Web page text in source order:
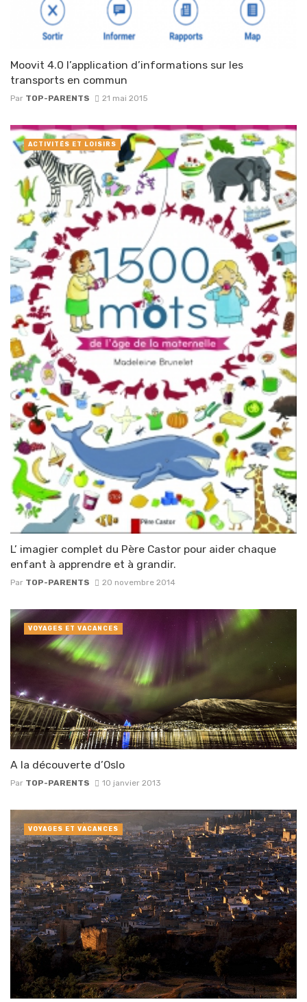
Moovit 4.0 l’application d’informations sur les
transports en commun
Par TOP-PARENTS 21 mai 2015
L’ imagier complet du Père Castor pour aider chaque
enfant à apprendre et à grandir.
Par TOP-PARENTS 20 novembre 2014
ACTIVITÉS ET LOISIRS
A la découverte d’Oslo
Par TOP-PARENTS 10 janvier 2013
VOYAGES ET VACANCES
VOYAGES ET VACANCES